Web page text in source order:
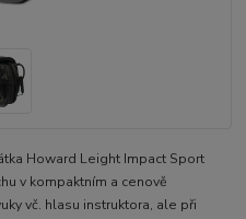
Howard Leight Impact Sport
v kompaktním a cenově
vč. hlasu instruktora, ale při